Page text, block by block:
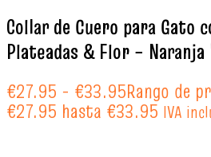
Collar de Cuero para Gato
Plateadas & Flor –
€27.95 - €33.95Rango de
€27.95 hasta €33.95 IVA